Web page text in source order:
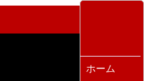
ホーム